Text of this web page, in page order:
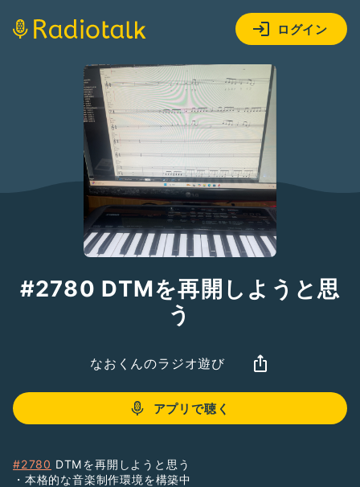
ログイン
#2780 DTMを再開しようと思
う
なおくんのラジオ遊び
アプリで聴く
#2780 DTMを再開しようと思う
・本格的な音楽制作環境を構築中